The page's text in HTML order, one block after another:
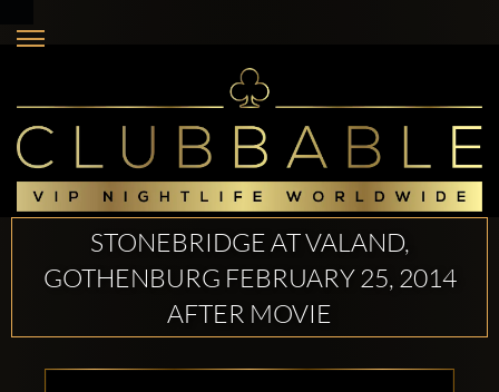
STONEBRIDGE AT VALAND,
GOTHENBURG FEBRUARY 25, 2014
AFTER MOVIE